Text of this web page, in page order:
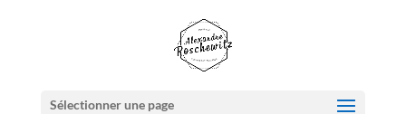
Sélectionner une page